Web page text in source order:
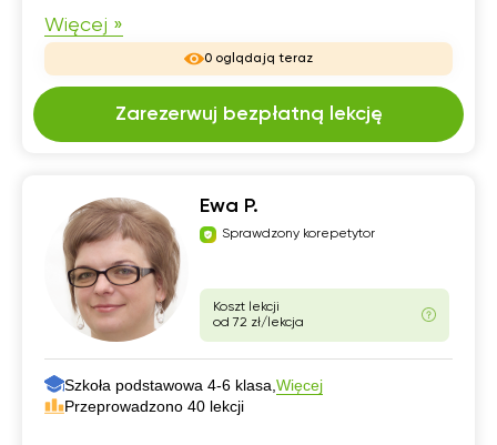
Więcej »
0 oglądają teraz
Zarezerwuj bezpłatną lekcję
Ewa P.
Sprawdzony korepetytor
Koszt lekcji
od 72 zł/lekcja
Szkoła podstawowa 4-6 klasa, Więcej
Przeprowadzono 40 lekcji